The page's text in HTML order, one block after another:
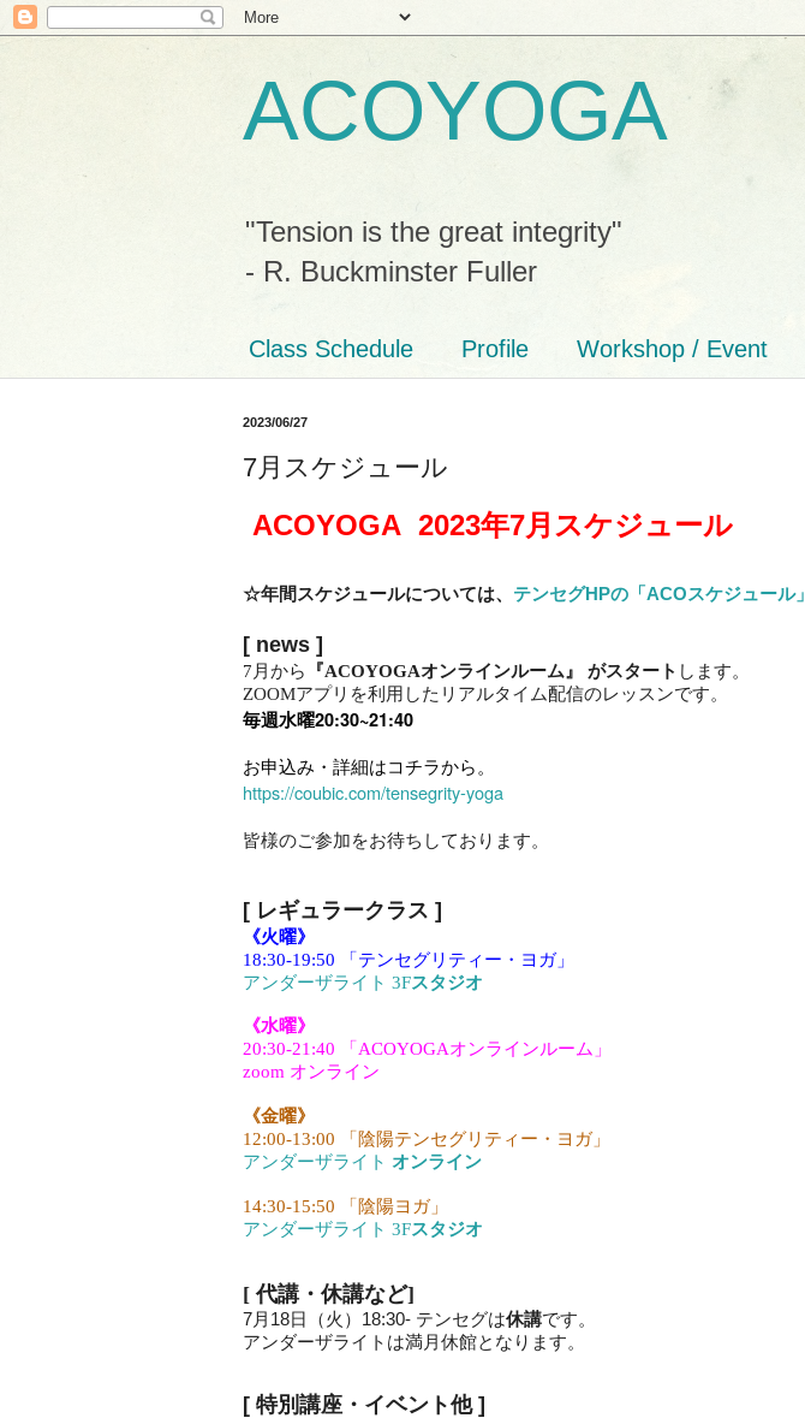
ACOYOGA
"Tension is the great integrity"
- R. Buckminster Fuller
Class Schedule Profile Workshop / Event
2023/06/27
7月スケジュール
ACOYOGA 2023年7月スケジュール
☆年間スケジュールについては、 テンセグHPの「ACOスケジュール」
[ news ]
7月から 『ACOYOGAオンラインルーム』 がスタート します。
ZOOMアプリを利用したリアルタイム配信のレッスンです。
毎週水曜20:30~21:40
お申込み・詳細はコチラから。
https://coubic.com/tensegrity-yoga
皆様のご参加をお待ちしております。
[ レギュラークラス ]
《火曜》
18:30-19:50 「テンセグリティー・ヨガ」
アンダーザライト 3Fスタジオ
《水曜》
20:30-21:40 「ACOYOGAオンラインルーム」
zoom オンライン
《金曜》
12:00-13:00 「陰陽テンセグリティー・ヨガ」
アンダーザライト オンライン
14:30-15:50 「陰陽ヨガ」
アンダーザライト 3Fスタジオ
[ 代講・休講など]
7月18日（火）18:30- テンセグは休講です。
アンダーザライトは満月休館となります。
[ 特別講座・イベント他]